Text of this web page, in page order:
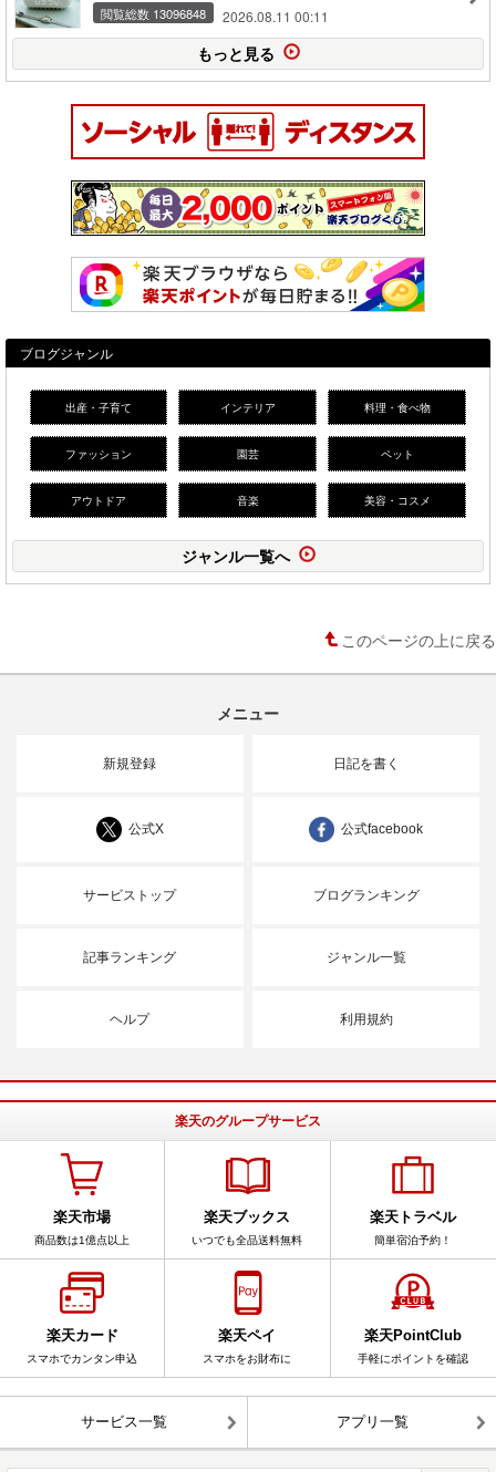
閲覧総数 13096848 2026.08.11 00:11
もっと見る
ブログジャンル
出産・子育て インテリア 料理・食べ物
ファッション 園芸 ペット
アウトドア 音楽 美容・コスメ
ジャンル一覧へ
このページの上に戻る
メニュー
新規登録 日記を書く
公式X 公式facebook
サービストップ ブログランキング
記事ランキング ジャンル一覧
ヘルプ 利用規約
楽天のグループサービス
楽天市場
商品数は1億点以上
楽天ブックス
いつでも全品送料無料
楽天トラベル
簡単宿泊予約！
楽天カード
スマホでカンタン申込
楽天ペイ
スマホをお財布に
楽天PointClub
手軽にポイントを確認
サービス一覧 アプリ一覧